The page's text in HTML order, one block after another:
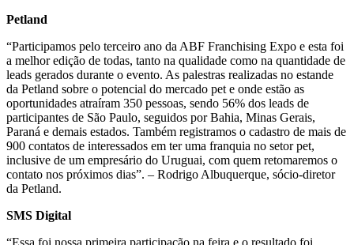
Petland
“Participamos pelo terceiro ano da ABF Franchising Expo e esta foi
a melhor edição de todas, tanto na qualidade como na quantidade de
leads gerados durante o evento. As palestras realizadas no estande
da Petland sobre o potencial do mercado pet e onde estão as
oportunidades atraíram 350 pessoas, sendo 56% dos leads de
participantes de São Paulo, seguidos por Bahia, Minas Gerais,
Paraná e demais estados. Também registramos o cadastro de mais de
900 contatos de interessados em ter uma franquia no setor pet,
inclusive de um empresário do Uruguai, com quem retomaremos o
contato nos próximos dias”. – Rodrigo Albuquerque, sócio-diretor
da Petland.
SMS Digital
“Essa foi nossa primeira participação na feira e o resultado foi